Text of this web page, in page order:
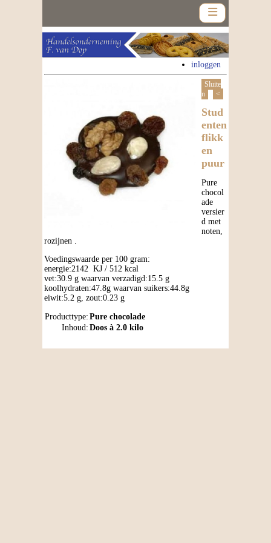
inloggen
Sluite
n
<
Stud
enten
flikk
en
puur
Pure
chocol
ade
versier
d met
noten,
rozijnen .
Voedingswaarde per 100 gram:
energie:2142 KJ / 512 kcal
vet:30.9 g waarvan verzadigd:15.5 g
koolhydraten:47.8g waarvan suikers:44.8g
eiwit:5.2 g, zout:0.23 g
Producttype: Pure chocolade
Inhoud: Doos à 2.0 kilo
Assortiment
Nieuws
Contact